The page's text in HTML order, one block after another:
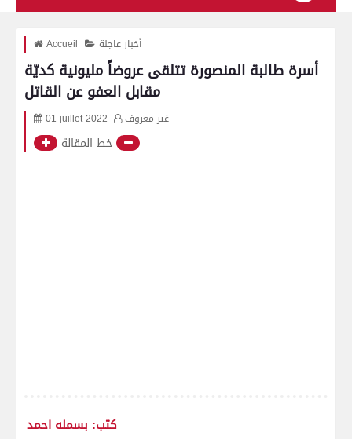
Accueil أخبار عاجلة
أسرة طالبة المنصورة تتلقى عروضاً مليونية كديّة
مقابل العفو عن القاتل
01 juillet 2022 غير معروف
خط المقالة
كتب: بسمله احمد